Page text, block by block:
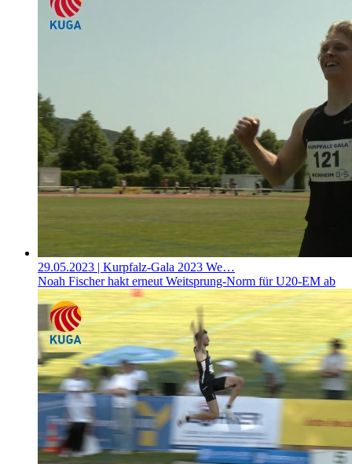
29.05.2023 | Kurpfalz-Gala 2023 We…
Noah Fischer hakt erneut Weitsprung-Norm für U20-EM ab